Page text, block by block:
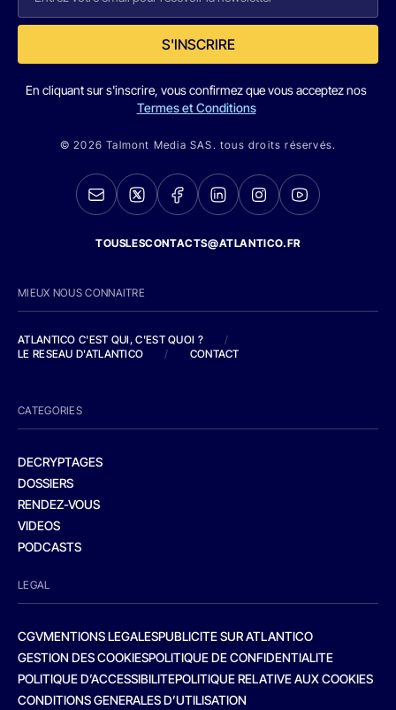
S'INSCRIRE
En cliquant sur s'inscrire, vous confirmez que vous acceptez nos
Termes et Conditions
© 2026 Talmont Media SAS. tous droits réservés.
TOUSLESCONTACTS@ATLANTICO.FR
MIEUX NOUS CONNAITRE
ATLANTICO C'EST QUI, C'EST QUOI ?
/
LE RESEAU D'ATLANTICO
/ CONTACT
CATEGORIES
DECRYPTAGES
DOSSIERS
RENDEZ-VOUS
VIDEOS
PODCASTS
LEGAL
CGVMENTIONS LEGALESPUBLICITE SUR ATLANTICO
GESTION DES COOKIESPOLITIQUE DE CONFIDENTIALITE
POLITIQUE D’ACCESSIBILITEPOLITIQUE RELATIVE AUX COOKIES
CONDITIONS GENERALES D’UTILISATION